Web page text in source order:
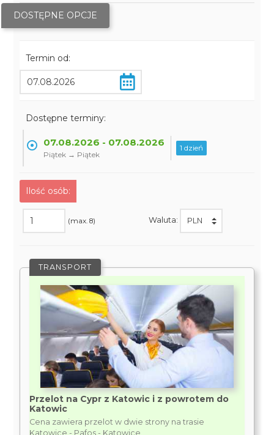
DOSTĘPNE OPCJE
Termin od:
Dostępne terminy:
07.08.2026 - 07.08.2026
Piątek → Piątek
1 dzień
Ilość osób:
(max. 8) Waluta:
TRANSPORT
Przelot na Cypr z Katowic i z powrotem do
Katowic
Cena zawiera przelot w dwie strony na trasie
Katowice - Pafos - Katowice